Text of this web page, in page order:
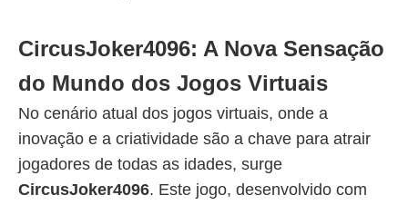
CircusJoker4096: A Nova Sensação
do Mundo dos Jogos Virtuais
No cenário atual dos jogos virtuais, onde a
inovação e a criatividade são a chave para atrair
jogadores de todas as idades, surge
CircusJoker4096. Este jogo, desenvolvido com